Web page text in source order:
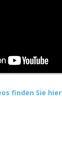
finden Sie hier